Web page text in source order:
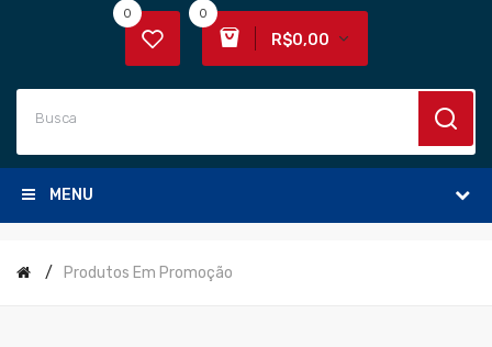
0
R$0,00
0
MENU
Produtos Em Promoção